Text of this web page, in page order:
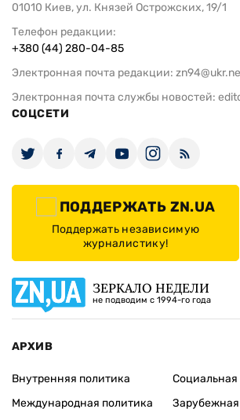
01010 Киев, ул. Князей Острожских, 19/1
Телефон редакции:
+380 (44) 280-04-85
Электронная почта редакции:
Электронная почта службы новостей:
СОЦСЕТИ
ПОДДЕРЖАТЬ ZN.UA
Поддержать независимую
журналистику!
ЗЕРКАЛО НЕДЕЛИ
не подводим с 1994-го года
АРХИВ
Внутренняя политика
Международная политика
Социальная